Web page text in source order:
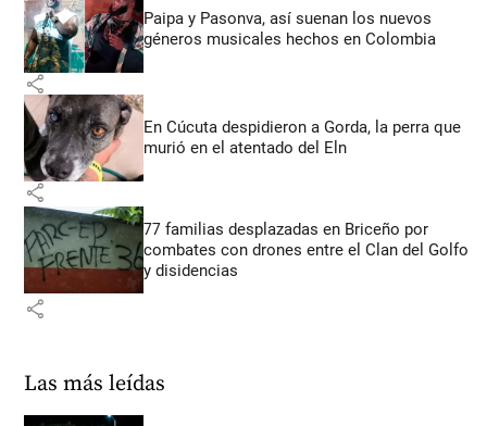
Paipa y Pasonva, así suenan los nuevos
géneros musicales hechos en Colombia
share
En Cúcuta despidieron a Gorda, la perra que
murió en el atentado del Eln
share
77 familias desplazadas en Briceño por
combates con drones entre el Clan del Golfo
y disidencias
share
Las más leídas